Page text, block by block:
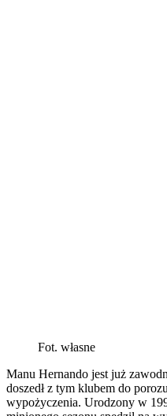
Fot. własne
Manu Hernando jest już
doszedł z tym klubem do
wypożyczenia. Urodzony w